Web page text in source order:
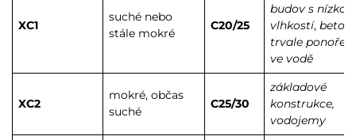
XC1
suché nebo
stále mokré
C20/25
budov s nízkou
vlhkostí, beton
trvale
ve vodě
XC2
mokré, občas
suché
C25/30
základové
konstrukce,
vodojemy